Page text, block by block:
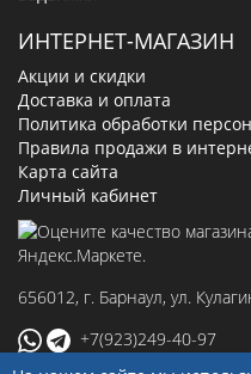
ИНТЕРНЕТ-МАГАЗИН
Акции и скидки
Доставка и оплата
Политика обработки
Правила продажи в
Карта сайта
Личный кабинет
656012, г. Барнаул, ул.
+7(923)249-40-97